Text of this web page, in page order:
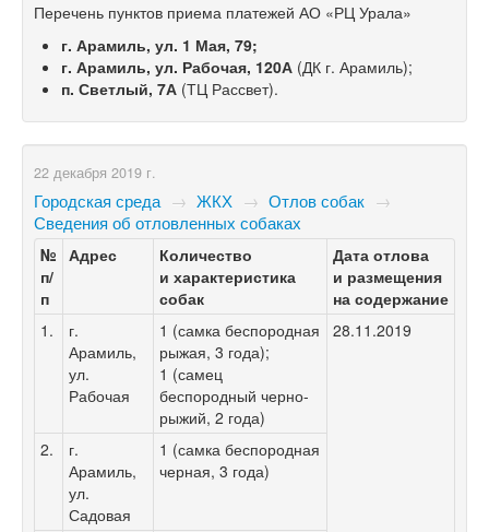
Перечень пунктов приема платежей АО «РЦ Урала»
г. Арамиль, ул. 1 Мая, 79;
г. Арамиль, ул. Рабочая, 120А (ДК г. Арамиль);
п. Светлый, 7А (ТЦ Рассвет).
22 декабря 2019 г.
Городская среда → ЖКХ → Отлов собак →
Сведения об отловленных собаках
№
п/
п
Адрес
Количество
и характеристика
собак
Дата отлова
и размещения
на содержание
1.
г.
Арамиль,
ул.
Рабочая
1 (самка беспородная
рыжая, 3 года);
1 (самец
беспородный черно-
рыжий, 2 года)
28.11.2019
2.
г.
Арамиль,
ул.
Садовая
1 (самка беспородная
черная, 3 года)